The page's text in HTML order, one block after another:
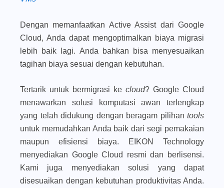
Dengan memanfaatkan Active Assist dari Google
Cloud, Anda dapat mengoptimalkan biaya migrasi
lebih baik lagi. Anda bahkan bisa menyesuaikan
tagihan biaya sesuai dengan kebutuhan.
Tertarik untuk bermigrasi ke cloud? Google Cloud
menawarkan solusi komputasi awan terlengkap
yang telah didukung dengan beragam pilihan tools
untuk memudahkan Anda baik dari segi pemakaian
maupun efisiensi biaya. EIKON Technology
menyediakan Google Cloud resmi dan berlisensi.
Kami juga menyediakan solusi yang dapat
disesuaikan dengan kebutuhan produktivitas Anda.